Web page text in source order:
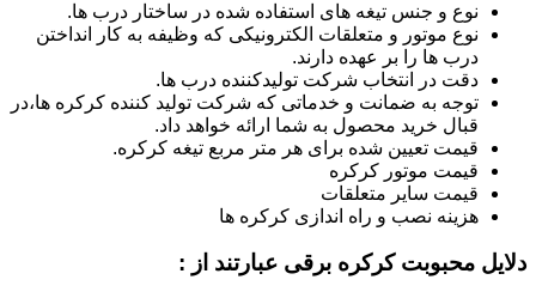
نوع و جنس تیغه های استفاده شده در ساختار درب ها.
نوع موتور و متعلقات الکترونیکی که وظیفه به کار انداختن
درب ها را بر عهده دارند.
دقت در انتخاب شرکت تولیدکننده درب ها.
توجه به ضمانت و خدماتی که شرکت تولید کننده کرکره ها،در
قبال خرید محصول به شما ارائه خواهد داد.
قیمت تعیین شده برای هر متر مربع تیغه کرکره.
قیمت موتور کرکره
قیمت سایر متعلقات
هزینه نصب و راه اندازی کرکره ها
دلایل محبوبت کرکره برقی عبارتند از :